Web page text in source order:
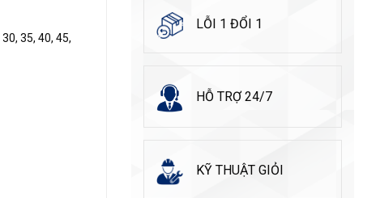
LỖI 1 ĐỔI 1
HỖ TRỢ 24/7
KỸ THUẬT GIỎI
35, 40, 45,